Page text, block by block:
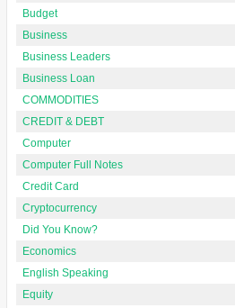
Budget
Business
Business Leaders
Business Loan
COMMODITIES
CREDIT & DEBT
Computer
Computer Full Notes
Credit Card
Cryptocurrency
Did You Know?
Economics
English Speaking
Equity